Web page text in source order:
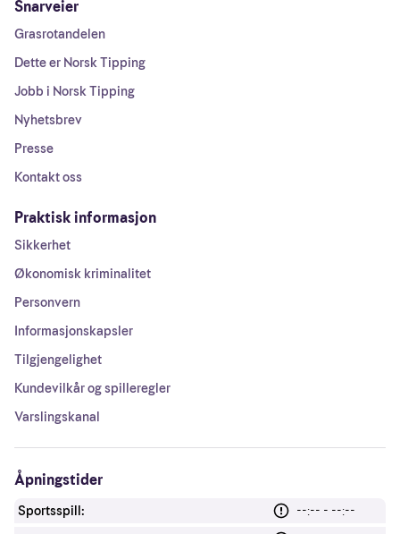
Snarveier
Grasrotandelen
Dette er Norsk Tipping
Jobb i Norsk Tipping
Nyhetsbrev
Presse
Kontakt oss
Praktisk informasjon
Sikkerhet
Økonomisk kriminalitet
Personvern
Informasjonskapsler
Tilgjengelighet
Kundevilkår og spilleregler
Varslingskanal
Åpningstider
Sportsspill:
--:-- - --:--